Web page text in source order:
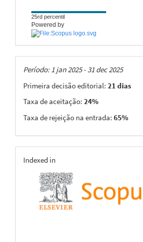
25rd percentil
Powered by
Taxas
Período: 1 jan 2025 - 31 dec 2025
Primeira decisão editorial: 21 dias
Taxa de aceitação: 24%
Taxa de rejeição na entrada: 65%
indexing
Indexed in